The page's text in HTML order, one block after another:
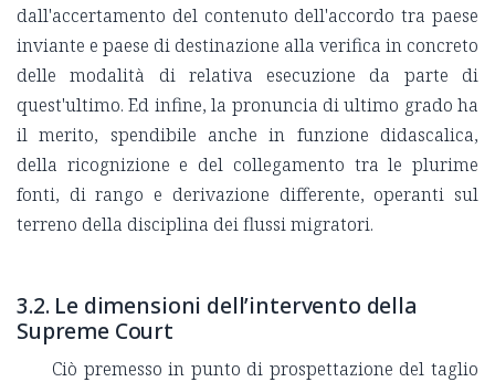
dall'accertamento del contenuto dell'accordo tra paese
inviante e paese di destinazione alla verifica in concreto
delle modalità di relativa esecuzione da parte di
quest'ultimo. Ed infine, la pronuncia di ultimo grado ha
il merito, spendibile anche in funzione didascalica,
della ricognizione e del collegamento tra le plurime
fonti, di rango e derivazione differente, operanti sul
terreno della disciplina dei flussi migratori.
3.2. Le dimensioni dell’intervento della
Supreme Court
Ciò premesso in punto di prospettazione del taglio